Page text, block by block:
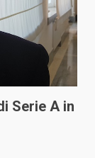
Serie A in